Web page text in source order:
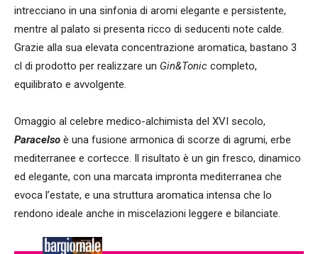
intrecciano in una sinfonia di aromi elegante e persistente,
mentre al palato si presenta ricco di seducenti note calde.
Grazie alla sua elevata concentrazione aromatica, bastano 3
cl di prodotto per realizzare un Gin&Tonic completo,
equilibrato e avvolgente.
Omaggio al celebre medico-alchimista del XVI secolo,
Paracelso è una fusione armonica di scorze di agrumi, erbe
mediterranee e cortecce. Il risultato è un gin fresco, dinamico
ed elegante, con una marcata impronta mediterranea che
evoca l’estate, e una struttura aromatica intensa che lo
rendono ideale anche in miscelazioni leggere e bilanciate.